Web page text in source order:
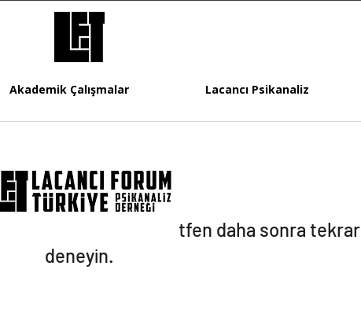
Akademik Çalışmalar Lacancı Psikanaliz
hiç hizmet yok. Lütfen daha sonra tekrar
deneyin.